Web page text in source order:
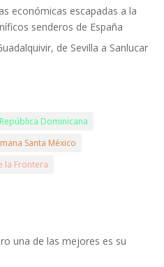
económicas escapadas a la
senderos de España
de Sevilla a Sanlucar
Dominicana
Santa México
la Frontera
una de las mejores es su